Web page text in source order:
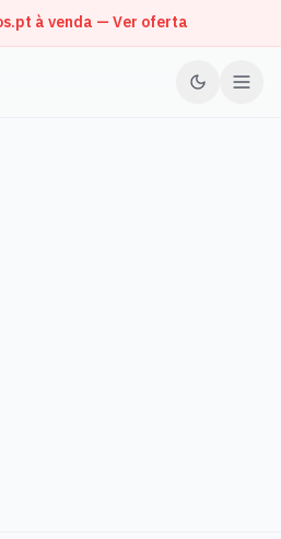
à venda — Ver oferta